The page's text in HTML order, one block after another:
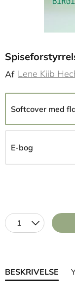
Af Lene Kiib
Softcover med
E-bog
1
BESKRIVELSE